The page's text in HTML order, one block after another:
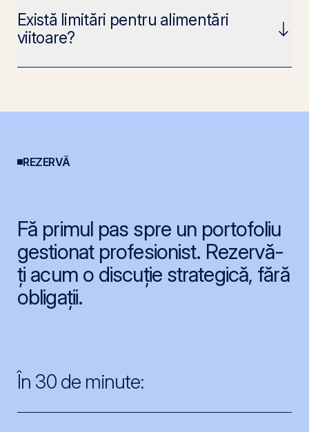
Există limitări pentru alimentări
viitoare?
REZERVĂ
Fă primul pas spre un portofoliu
gestionat profesionist. Rezervă-
ți acum o discuție strategică, fără
obligații.
În 30 de minute: